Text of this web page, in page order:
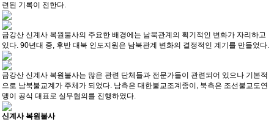
련된 기록이 전한다.
금강산 신계사 복원불사의 주요한 배경에는 남북관계의 획기적인 변화가 자리하고
있다. 90년대 중, 후반 대북 인도지원은 남북관계 변화의 결정적인 계기를 만들었다.
금강산 신계사 복원불사는 많은 관련 단체들과 전문가들이 관련되어 있으나 기본적
으로 남북불교계가 주체가 되었다. 남측은 대한불교조계종이, 북측은 조선불교도연
맹이 공식 대표로 실무협의를 진행하였다.
신계사 복원불사